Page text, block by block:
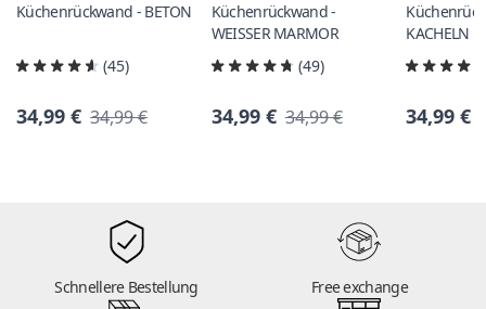
Küchenrückwand - BETON
(45)
34,99 € 34,99 €
Küchenrückwand -
WEISSER MARMOR
(49)
34,99 € 34,99 €
KACHELN
34,99 €
Schnellere Bestellung Free exchange